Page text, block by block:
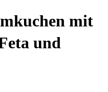
mit
und